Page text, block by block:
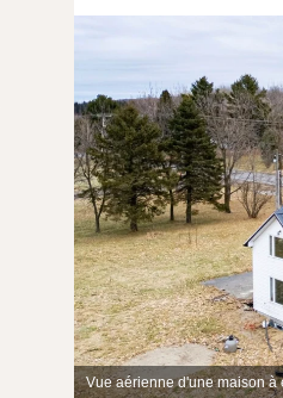
Vue aérienne d'une maison à